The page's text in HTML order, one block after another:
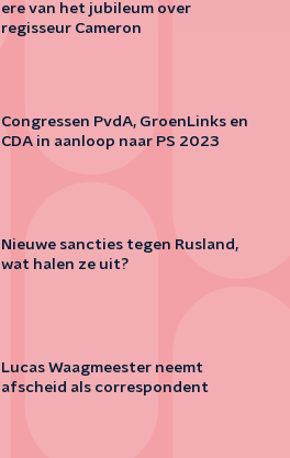
ere van het jubileum over
regisseur Cameron
Congressen PvdA, GroenLinks en
CDA in aanloop naar PS 2023
Nieuwe sancties tegen Rusland,
wat halen ze uit?
Lucas Waagmeester neemt
afscheid als correspondent